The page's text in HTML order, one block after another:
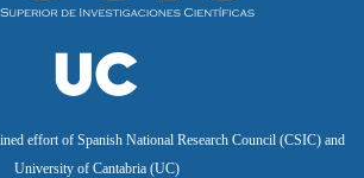
effort of Spanish National Research Council (CSIC) and
University of Cantabria (UC)